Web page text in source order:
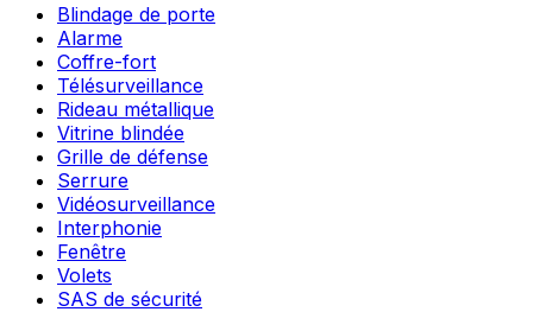
Blindage de porte
Alarme
Coffre-fort
Télésurveillance
Rideau métallique
Vitrine blindée
Grille de défense
Serrure
Vidéosurveillance
Interphonie
Fenêtre
Volets
SAS de sécurité